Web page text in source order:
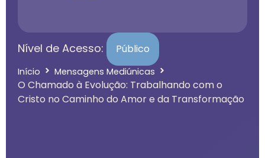
Nível de Acesso: Público
Início Mensagens Mediúnicas
O Chamado à Evolução: Trabalhando com o
Cristo no Caminho do Amor e da Transformação